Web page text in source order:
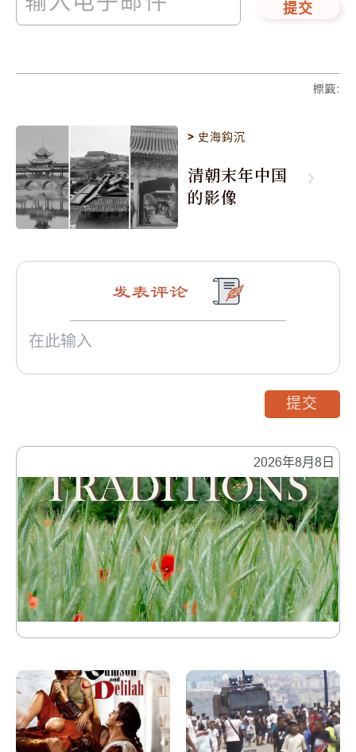
提交
標籤:
> 史海鈎沉
清朝末年中国
的影像
2026年8月8日
发表评论
提交